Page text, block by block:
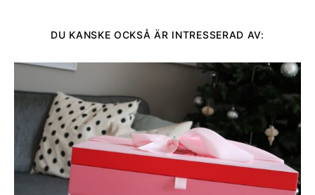
DU KANSKE OCKSÅ ÄR INTRESSERAD AV: